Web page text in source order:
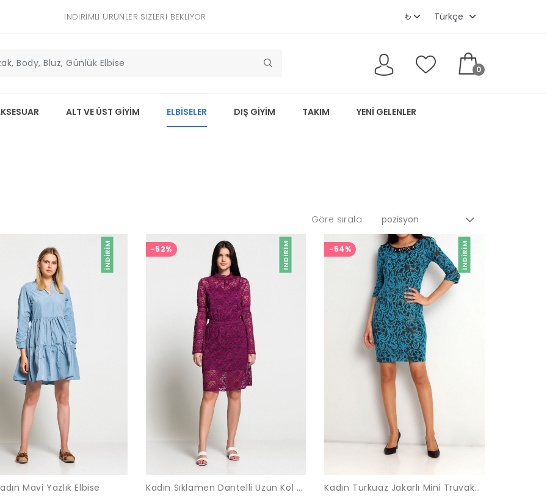
İNDIRIMLI ÜRÜNLER SIZLERI BEKLIYOR
0
ALT VE ÜST GİYİM ELBİSELER DIŞ GİYİM TAKIM YENI GELENLER
Göre sırala
İNDIRIM
Mavi Yazlık Elbise
İNDIRIM
-52%
Kadın Sıklamen Dantelli Uzun Kol Elbise
İNDIRIM
-54%
Kadın Turkuaz Jakarlı Mini Truvakar Kol Elbise